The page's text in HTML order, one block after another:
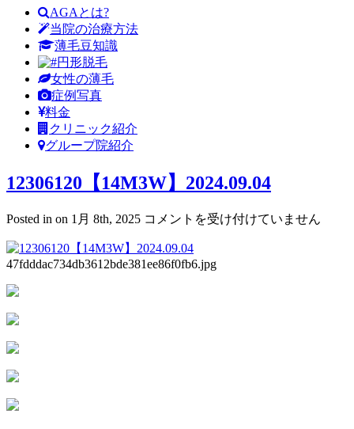
AGAとは?
当院の治療方法
薄毛豆知識
円形脱毛
女性の薄毛
症例写真
料金
クリニック紹介
グループ院紹介
12306120【14M3W】2024.09.04
Posted in on 1月 8th, 2025 12306120【14M3W】
は
コメントを受け付けていません
47fdddac734db3612bde381ee86f0fb6.jpg